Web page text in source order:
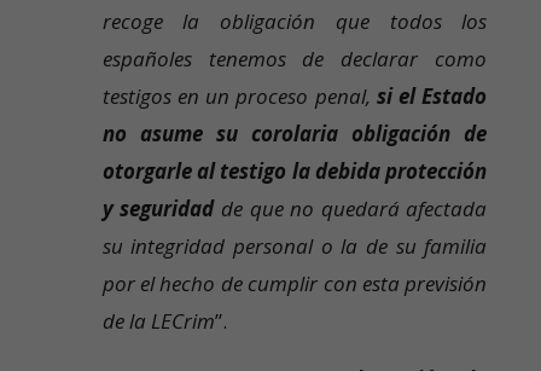
recoge la obligación que todos los
españoles tenemos de declarar como
testigos en un proceso penal, si el Estado
no asume su corolaria obligación de
otorgarle al testigo la debida protección
y seguridadde que no quedará afectada
su integridad personal o la de su familia
por el hecho de cumplir con esta previsión
de la LECrim”.